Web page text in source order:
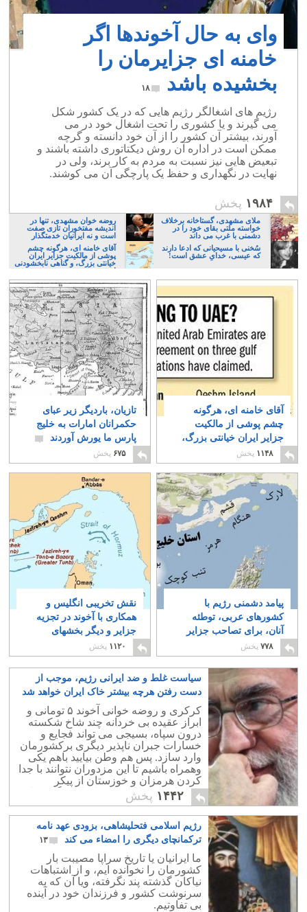
وای به حال آخوندها اگر
خامنه ای جزایرمان را
بخشیده باشد
۱۸
رژیم های اشغالگر رژیم هایی که در یک کشور شکل
می گیرند و یا کشوری را تحت اشغال خود در می
آورند، بیشتر آن کشور را از آن خود دانسته و گرچه
ممکن است در اداره آن روش دیکتاتوری داشته باشند و
تبعیض هایی نیز نسبت به مردم به کار برند، ولی در
نهایت در نگهداری و حفظ یک پارچگی آن می کوشند.
۱۹۸۴ پخش
ملای مشهدی، گستاخانه برخلاف
خواسته ملتی بقای خود را در
دشمنی با غرب می داند
روضه خوان مشهدی، تنها در
اندیشه مفتخوران تازی صفت
است و نه ایرانیان خدمتگذار
سُخنی با مسیحیانی که ادعا دارند
که عیسی، خدایِ عشق است!
آقای خامنه ای، هرگونه چشم
پوشی از مالکیت جزایر ایران
خیانتی بزرگ، و گناهی نابخشودنی
است
آقای خامنه ای، هرگونه
چشم پوشی از مالکیت
جزایر ایران خیانتی بزرگ،
و گناهی نابخشودنی است
۴
۱۱۴۸ پخش
تازیان، باردیگر زیر عبای
حکمرانان امارات به خلیج
پارس ما یورش آوردند
۶۷۵ پخش
پیامد دشمنی رژیم با
کشورهای عربی، توطئه
آنان، برای تصاحب جزایر
سه گانه است
۷۷۸ پخش
نقش تخریبی انگلیس و
همکاری با آخوند در تجزیه
جزایر و دیگر بخشهای
کشورمان
۱۱۲۰ پخش
سیاست غلط و ضد ایرانی رژیم، موجب از
دست رفتن هرچه بیشتر خاک ایران خواهد شد
کرکری و روضه خوانی آخوند ۵ تومانی و
ابراز عقیده بی خردانه چند شاخ شکسته
درون سپاه، بسیجی می تواند فجایع و
خسارات جبران ناپذیر دیگری برکشورمان
وارد سازد. پس هم وطن بیایید باهم یکی
وهمراه باشیم تا این مزدوران نتوانند با جدا
کردن هرمزان و خوزستان از پیکر
میهنمان، عهد نامه ترکمانچای دیگری را
امضاء کنند.
۱۴۴۲ پخش
رژیم اسلامی فتحلیشاهی، بزودی عهد نامه
ترکمانچای دیگری را امضاء می کند
۱۳
ما ایرانیان یا تاریخ سراپا مصیبت بار
کشورمان را نخوانده ایم، و از اشتباهات
نیاکان گذشته پند نگرفته، ویا آن که به
سرنوشت کشور و فرزندان خود در آینده
بی تفاوتیم.